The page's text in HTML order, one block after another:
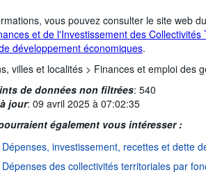
vous pouvez consulter le site web
et de l'Investissement des
développement économiques.
villes et localités > Finances et emploi des
de données non filtrées: 540
jour: 09 avril 2025 à 07:02:35
également vous intéresser :
investissement, recettes et dette
des collectivités territoriales par